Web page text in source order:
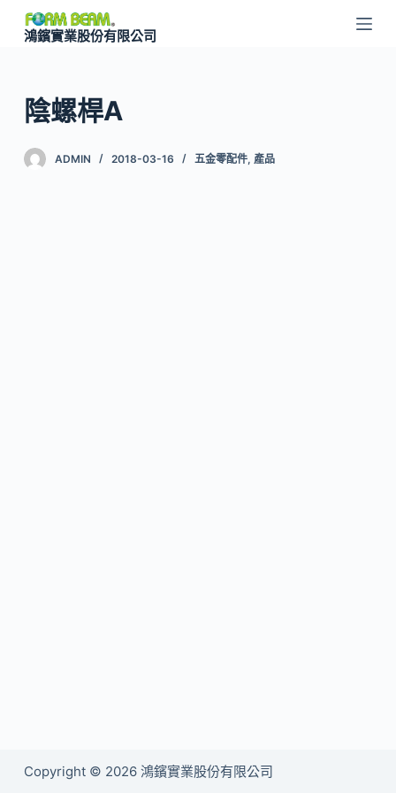
跳
至
內
鴻鑌實業股份有限公司
陰螺桿A
ADMIN 2018-03-16 五金零配件, 產品
Copyright © 2026 鴻鑌實業股份有限公司